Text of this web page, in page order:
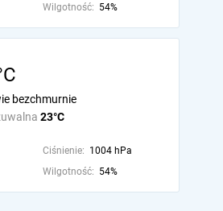
Wilgotność: 54%
23°C
bezchmurnie
Ciśnienie: 1004 hPa
Wilgotność: 54%